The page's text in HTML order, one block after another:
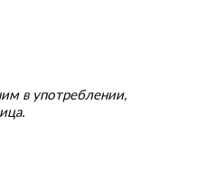
в употреблении,